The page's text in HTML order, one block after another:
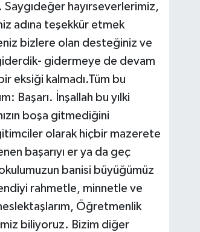
hayırseverlerimiz,
adına teşekkür etmek
bizlere olan desteğiniz ve
gidermeye de devam
eksiği kalmadı.Tüm bu
Başarı. İnşallah bu yılki
boşa gitmediğini
olarak hiçbir mazerete
başarıyı er ya da geç
banisi büyüğümüz
rahmetle, minnetle ve
Öğretmenlik
biliyoruz. Bizim diğer